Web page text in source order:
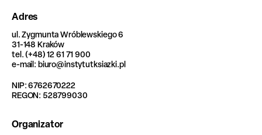
Adres
ul. Zygmunta Wróblewskiego 6
31-148 Kraków
tel. (+48) 12 61 71 900
e-mail: biuro@instytutksiazki.pl
NIP: 6762670222
REGON: 528799030
Organizator